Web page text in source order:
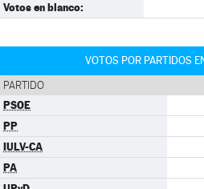
Votos en blanco:
VOTOS POR PARTIDOS
PARTIDO
PSOE
PP
IULV-CA
PA